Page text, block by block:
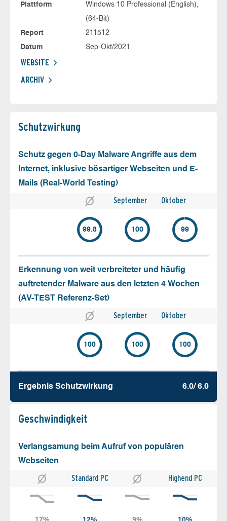
Plattform
Windows 10 Professional (English),
(64-Bit)
Report
211512
Datum
Sep-Okt/2021
WEBSITE
ARCHIV
Schutz­wirkung
Schutz gegen 0-Day Malware Angriffe aus dem
Internet, inklusive bösartiger Webseiten und E-
Mails (Real-World Testing)
September Oktober
99.8 100 99
Erkennung von weit verbreiteter und häufig
auftretender Malware aus den letzten 4 Wochen
(AV-TEST Referenz-Set)
September Oktober
100 100 100
Ergebnis Schutz­wirkung 6.0/ 6.0
Geschw­indigkeit
Verlangsamung beim Aufruf von populären
Webseiten
Standard PC Highend PC